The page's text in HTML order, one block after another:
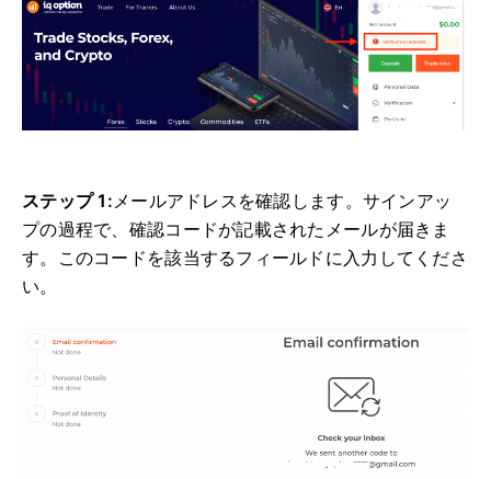
ステップ 1: メールアドレスを確認します。サインアッ
プの過程で、確認コードが記載されたメールが届きま
す。このコードを該当するフィールドに入力してくださ
い。